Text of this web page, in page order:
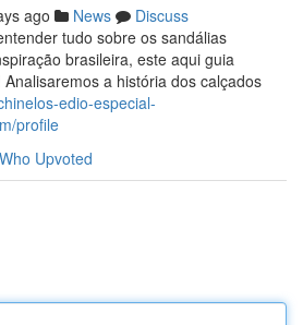
ago News
Discuss
tudo sobre os sandálias
brasileira, este aqui guia
a história dos calçados
edio-especial-
profile
Who Upvoted